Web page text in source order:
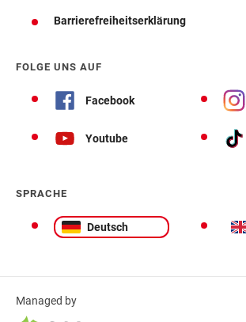
Barrierefreiheitserklärung
FOLGE UNS AUF
Facebook
Youtube
SPRACHE
Deutsch
Managed by